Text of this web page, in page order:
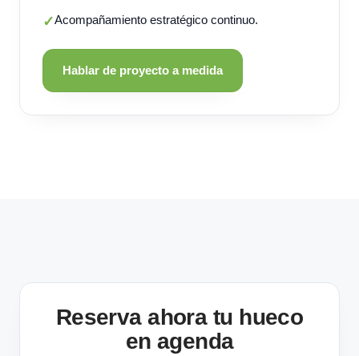
✓Acompañamiento estratégico continuo.
Hablar de proyecto a medida
Reserva ahora tu hueco
en agenda